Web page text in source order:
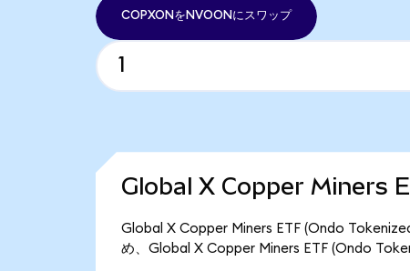
COPXONをNVOONにスワップ
Global X Copper Miners
Global X Copper Miners ETF (Ondo
め、Global X Copper Miners ETF (Ondo